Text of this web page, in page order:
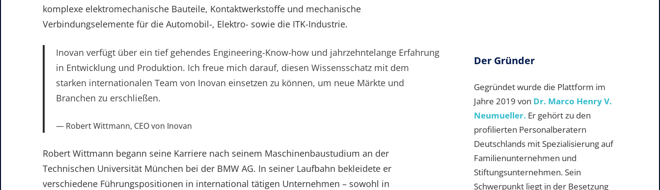
komplexe elektromechanische Bauteile, Kontaktwerkstoffe und mechanische
Verbindungselemente für die Automobil-, Elektro- sowie die ITK-Industrie.
Inovan verfügt über ein tief gehendes Engineering-Know-how und jahrzehntelange Erfahrung
in Entwicklung und Produktion. Ich freue mich darauf, diesen Wissensschatz mit dem
starken internationalen Team von Inovan einsetzen zu können, um neue Märkte und
Branchen zu erschließen.
Robert Wittmann, CEO von Inovan
Robert Wittmann begann seine Karriere nach seinem Maschinenbaustudium an der
Technischen Universität München bei der BMW AG. In seiner Laufbahn bekleidete er
verschiedene Führungspositionen in international tätigen Unternehmen – sowohl in
Der Gründer
Gegründet wurde die Plattform im
Jahre 2019 von Dr. Marco Henry V.
Neumueller. Er gehört zu den
profilierten Personalberatern
Deutschlands mit Spezialisierung auf
Familienunternehmen und
Stiftungsunternehmen. Sein
Schwerpunkt liegt in der Besetzung